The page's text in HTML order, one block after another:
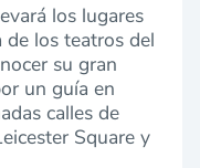
los lugares
de los teatros del
su gran
un guía en
calles de
Square y